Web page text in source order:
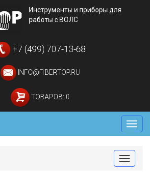
Инструменты и приборы для
работы с ВОЛС
+7 (499) 707-13-68
INFO@FIBERTOP.RU
ТОВАРОВ: 0
Меню
Toggle